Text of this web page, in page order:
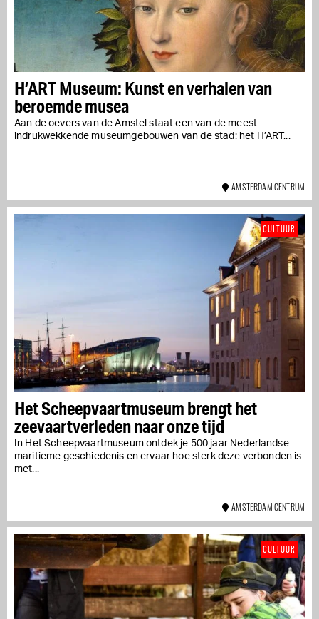
H’ART Museum: Kunst en verhalen van
beroemde musea
Aan de oevers van de Amstel staat een van de meest
indrukwekkende museumgebouwen van de stad: het H’ART...
AMSTERDAM CENTRUM
Het Scheepvaartmuseum brengt het
zeevaartverleden naar onze tijd
In Het Scheepvaartmuseum ontdek je 500 jaar Nederlandse
maritieme geschiedenis en ervaar hoe sterk deze verbonden is
met...
CULTUUR
AMSTERDAM CENTRUM
CULTUUR